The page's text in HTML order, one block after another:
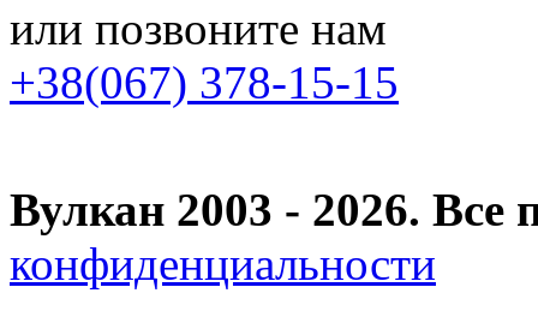
или позвоните нам
+38(067) 378-15-15
Вулкан 2003 - 2026.
конфиденциальности